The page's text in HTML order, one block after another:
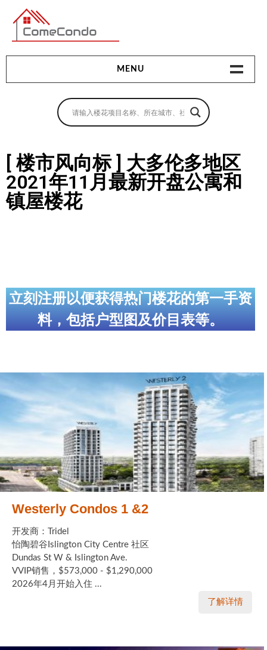
多伦多最新最全的楼花搜索引擎
MENU
地产相关
买房指南
卖房指南
贷款指南
多伦多地产
楼花地图
楼花转让专区
多伦多市中心楼花项目
怡陶碧谷社区介绍
怡陶碧谷楼花项目
北约克楼花项目
世嘉堡楼花项目
密西沙加社区介绍
奥克维尔楼花项目
[ 楼市风向标 ] 大多伦多地区
2021年11月最新开盘公寓和
镇屋楼花
立刻注册以便获得热门楼花的第一手资
料，包括户型图及价目表等。
Westerly Condos 1 &2
开发商：Tridel
怡陶碧谷Islington City Centre 社区
Dundas St W & Islington Ave.
VVIP销售，$573,000 - $1,290,000
2026年4月开始入住 ...
了解详情